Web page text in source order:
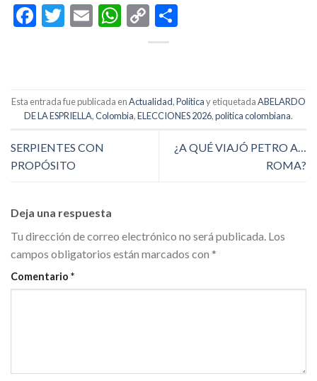
Facebook
Twitter
EmailWhatsApp
Copy
Link
Esta entrada fue publicada enActualidad,Políticay etiquetadaABELARDO
DE LA ESPRIELLA,Colombia,ELECCIONES 2026,politica colombiana.
SERPIENTES CON
PROPÓSITO
¿A QUÉ VIAJÓ PETRO A…
ROMA?
Deja una respuesta
Tu dirección de correo electrónico no será publicada. Los
campos obligatorios están marcados con *
Comentario *